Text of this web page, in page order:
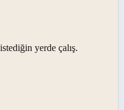
yerde çalış.